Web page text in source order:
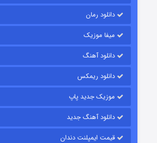
قسمت۱۵ (دوبله) منتشر شد
دانلود رمان
میفا موزیک
دانلود آهنگ
دانلود ریمکس
موزیک جدید پاپ
دانلود آهنگ جدید
قیمت ایمپلنت دندان